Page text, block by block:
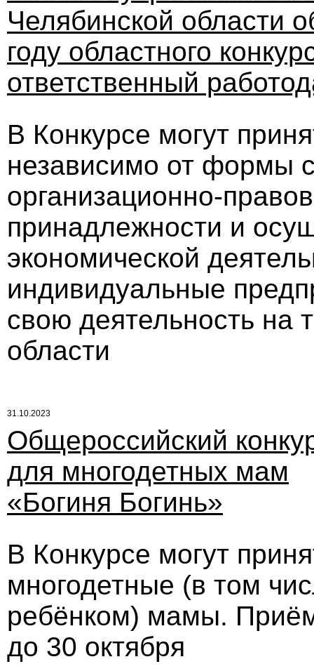
Челябинской области
году областного
ответственный
В Конкурсе могут
независимо от формы
организационно-
принадлежности и
экономической
индивидуальные
свою деятельность на
области
31.10.2023
Общероссийский
для многодетных мам
«Богиня Богинь»
В Конкурсе могут
многодетные (в том
ребёнком) мамы.
до 30 октября